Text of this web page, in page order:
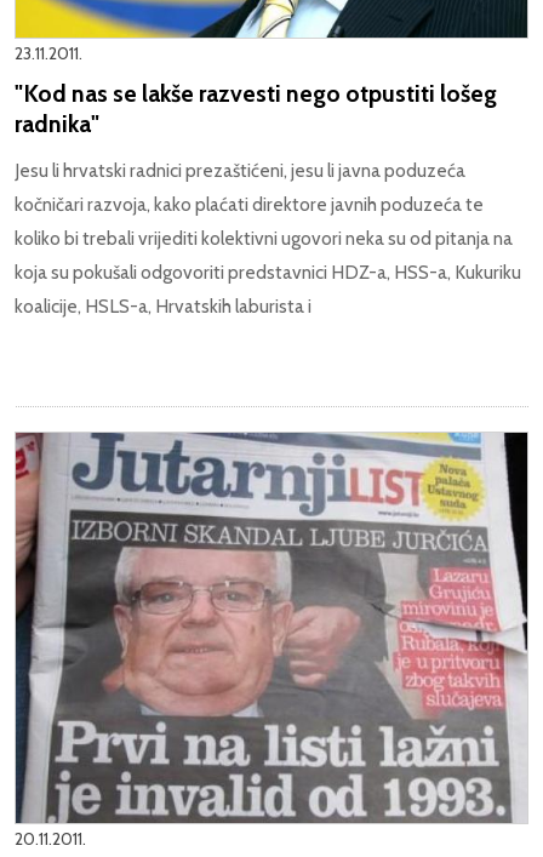
23.11.2011.
"Kod nas se lakše razvesti nego otpustiti lošeg
radnika"
Jesu li hrvatski radnici prezaštićeni, jesu li javna poduzeća
kočničari razvoja, kako plaćati direktore javnih poduzeća te
koliko bi trebali vrijediti kolektivni ugovori neka su od pitanja na
koja su pokušali odgovoriti predstavnici HDZ-a, HSS-a, Kukuriku
koalicije, HSLS-a, Hrvatskih laburista i
20.11.2011.